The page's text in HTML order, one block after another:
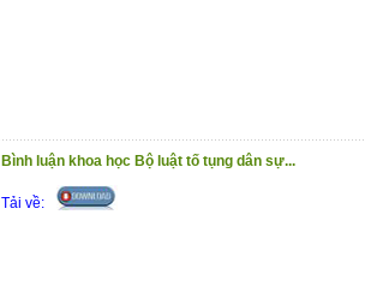
Bình luận khoa học Bộ luật tố tụng dân sự...
Tải về: